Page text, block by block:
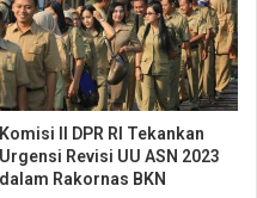
Komisi II DPR RI Tekankan
Urgensi Revisi UU ASN 2023
dalam Rakornas BKN